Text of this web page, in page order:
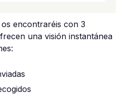
encontraréis con 3
una visión instantánea